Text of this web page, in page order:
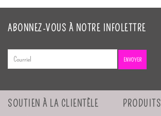
ABONNEZ-VOUS À NOTRE INFOLETTRE
ENVOYER
SOUTIEN À LA CLIENTÈLE PRODUITS